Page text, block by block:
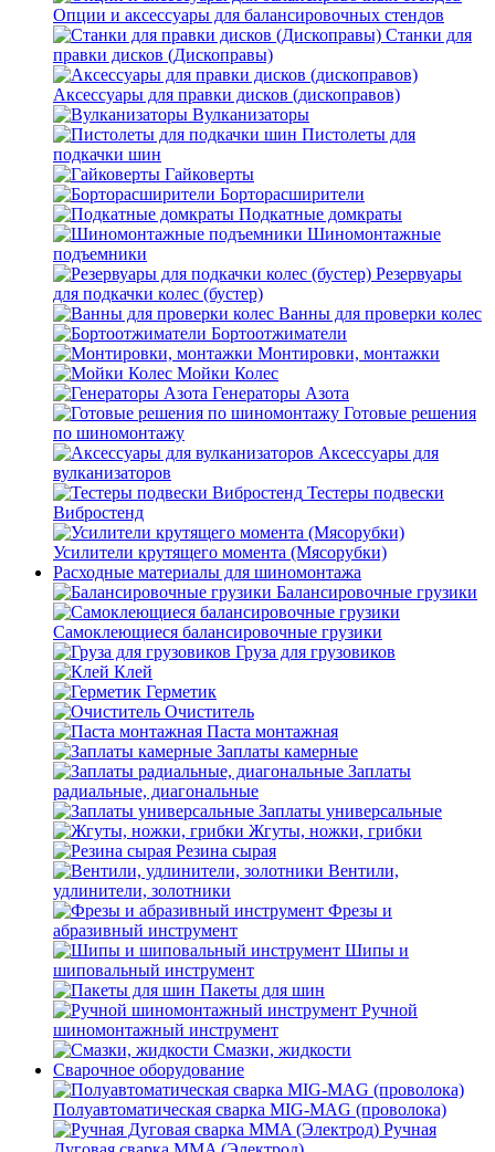
Опции и аксессуары для балансировочных стендов
Станки для
правки дисков (Дископравы)
Аксессуары для правки дисков (дископравов)
Вулканизаторы
Пистолеты для
подкачки шин
Гайковерты
Борторасширители
Подкатные домкраты
Шиномонтажные
подъемники
Резервуары
для подкачки колес (бустер)
Ванны для проверки колес
Бортоотжиматели
Монтировки, монтажки
Мойки Колес
Генераторы Азота
Готовые решения
по шиномонтажу
Аксессуары для
вулканизаторов
Тестеры подвески
Вибростенд
Усилители крутящего момента (Мясорубки)
Расходные материалы для шиномонтажа
Балансировочные грузики
Самоклеющиеся балансировочные грузики
Груза для грузовиков
Клей
Герметик
Очиститель
Паста монтажная
Заплаты камерные
Заплаты
радиальные, диагональные
Заплаты универсальные
Жгуты, ножки, грибки
Резина сырая
Вентили,
удлинители, золотники
Фрезы и
абразивный инструмент
Шипы и
шиповальный инструмент
Пакеты для шин
Ручной
шиномонтажный инструмент
Смазки, жидкости
Сварочное оборудование
Полуавтоматическая сварка MIG-MAG (проволока)
Ручная